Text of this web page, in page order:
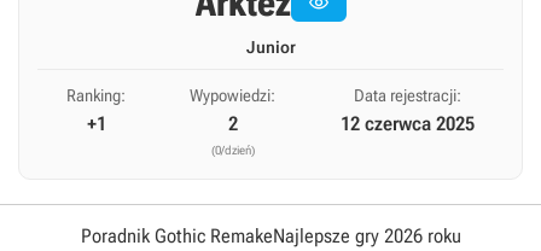
Junior
Ranking:
+1
Wypowiedzi:
2
(0/dzień)
Data rejestracji:
12 czerwca 2025
Poradnik Gothic RemakeNajlepsze gry 2026 roku